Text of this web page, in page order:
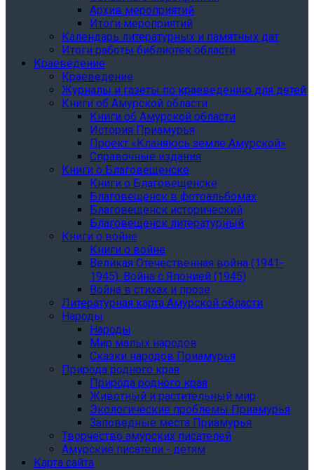
Архив мероприятий
Итоги мероприятий
Календарь литературных и памятных дат
Итоги работы библиотек области
Краеведение
Краеведение
Журналы и газеты по краеведению для детей
Книги об Амурской области
Книги об Амурской области
История Приамурья
Проект «Кланяюсь земле Амурской»
Справочные издания
Книги о Благовещенске
Книги о Благовещенске
Благовещенск в фотоальбомах
Благовещенск исторический
Благовещенск литературный
Книги о войне
Книги о войне
Великая Отечественная война (1941-
1945). Война с Японией (1945)
Война в стихах и прозе
Литературная карта Амурской области
Народы
Народы
Мир малых народов
Сказки народов Приамурья
Природа родного края
Природа родного края
Животный и растительный мир
Экологические проблемы Приамурья
Заповедные места Приамурья
Творчество амурских писателей
Амурские писатели - детям
Карта сайта